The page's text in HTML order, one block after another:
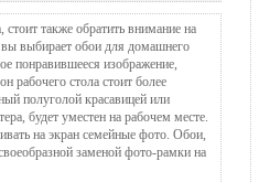
также обратить внимание на
вы выбирает обои для домашнего
понравившееся изображение,
рабочего стола стоит более
полуголой красавицей или
будет уместен на рабочем месте.
на экран семейные фото. Обои,
заменой фото-рамки на